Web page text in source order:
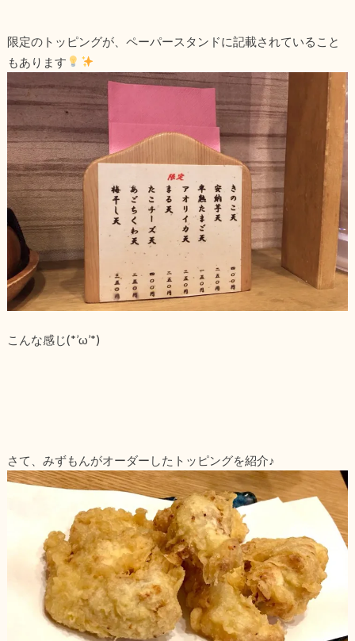
限定のトッピングが、ペーパースタンドに記載されていること
もあります
こんな感じ(*’ω’*)
さて、みずもんがオーダーしたトッピングを紹介♪